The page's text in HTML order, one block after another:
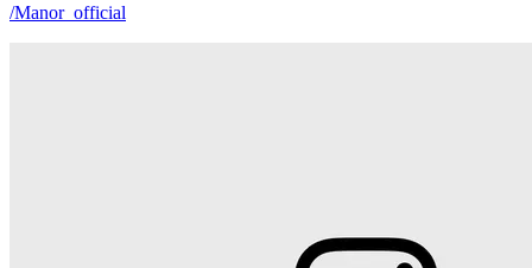
/Manor_official